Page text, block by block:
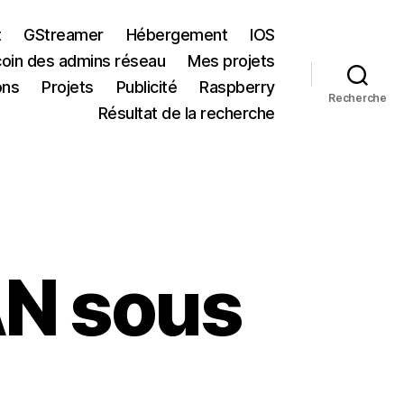
GStreamer Hébergement
IOS
des admins réseau
Mes projets
Projets Publicité
Raspberry
Résultat de la recherche
Recherche
sous